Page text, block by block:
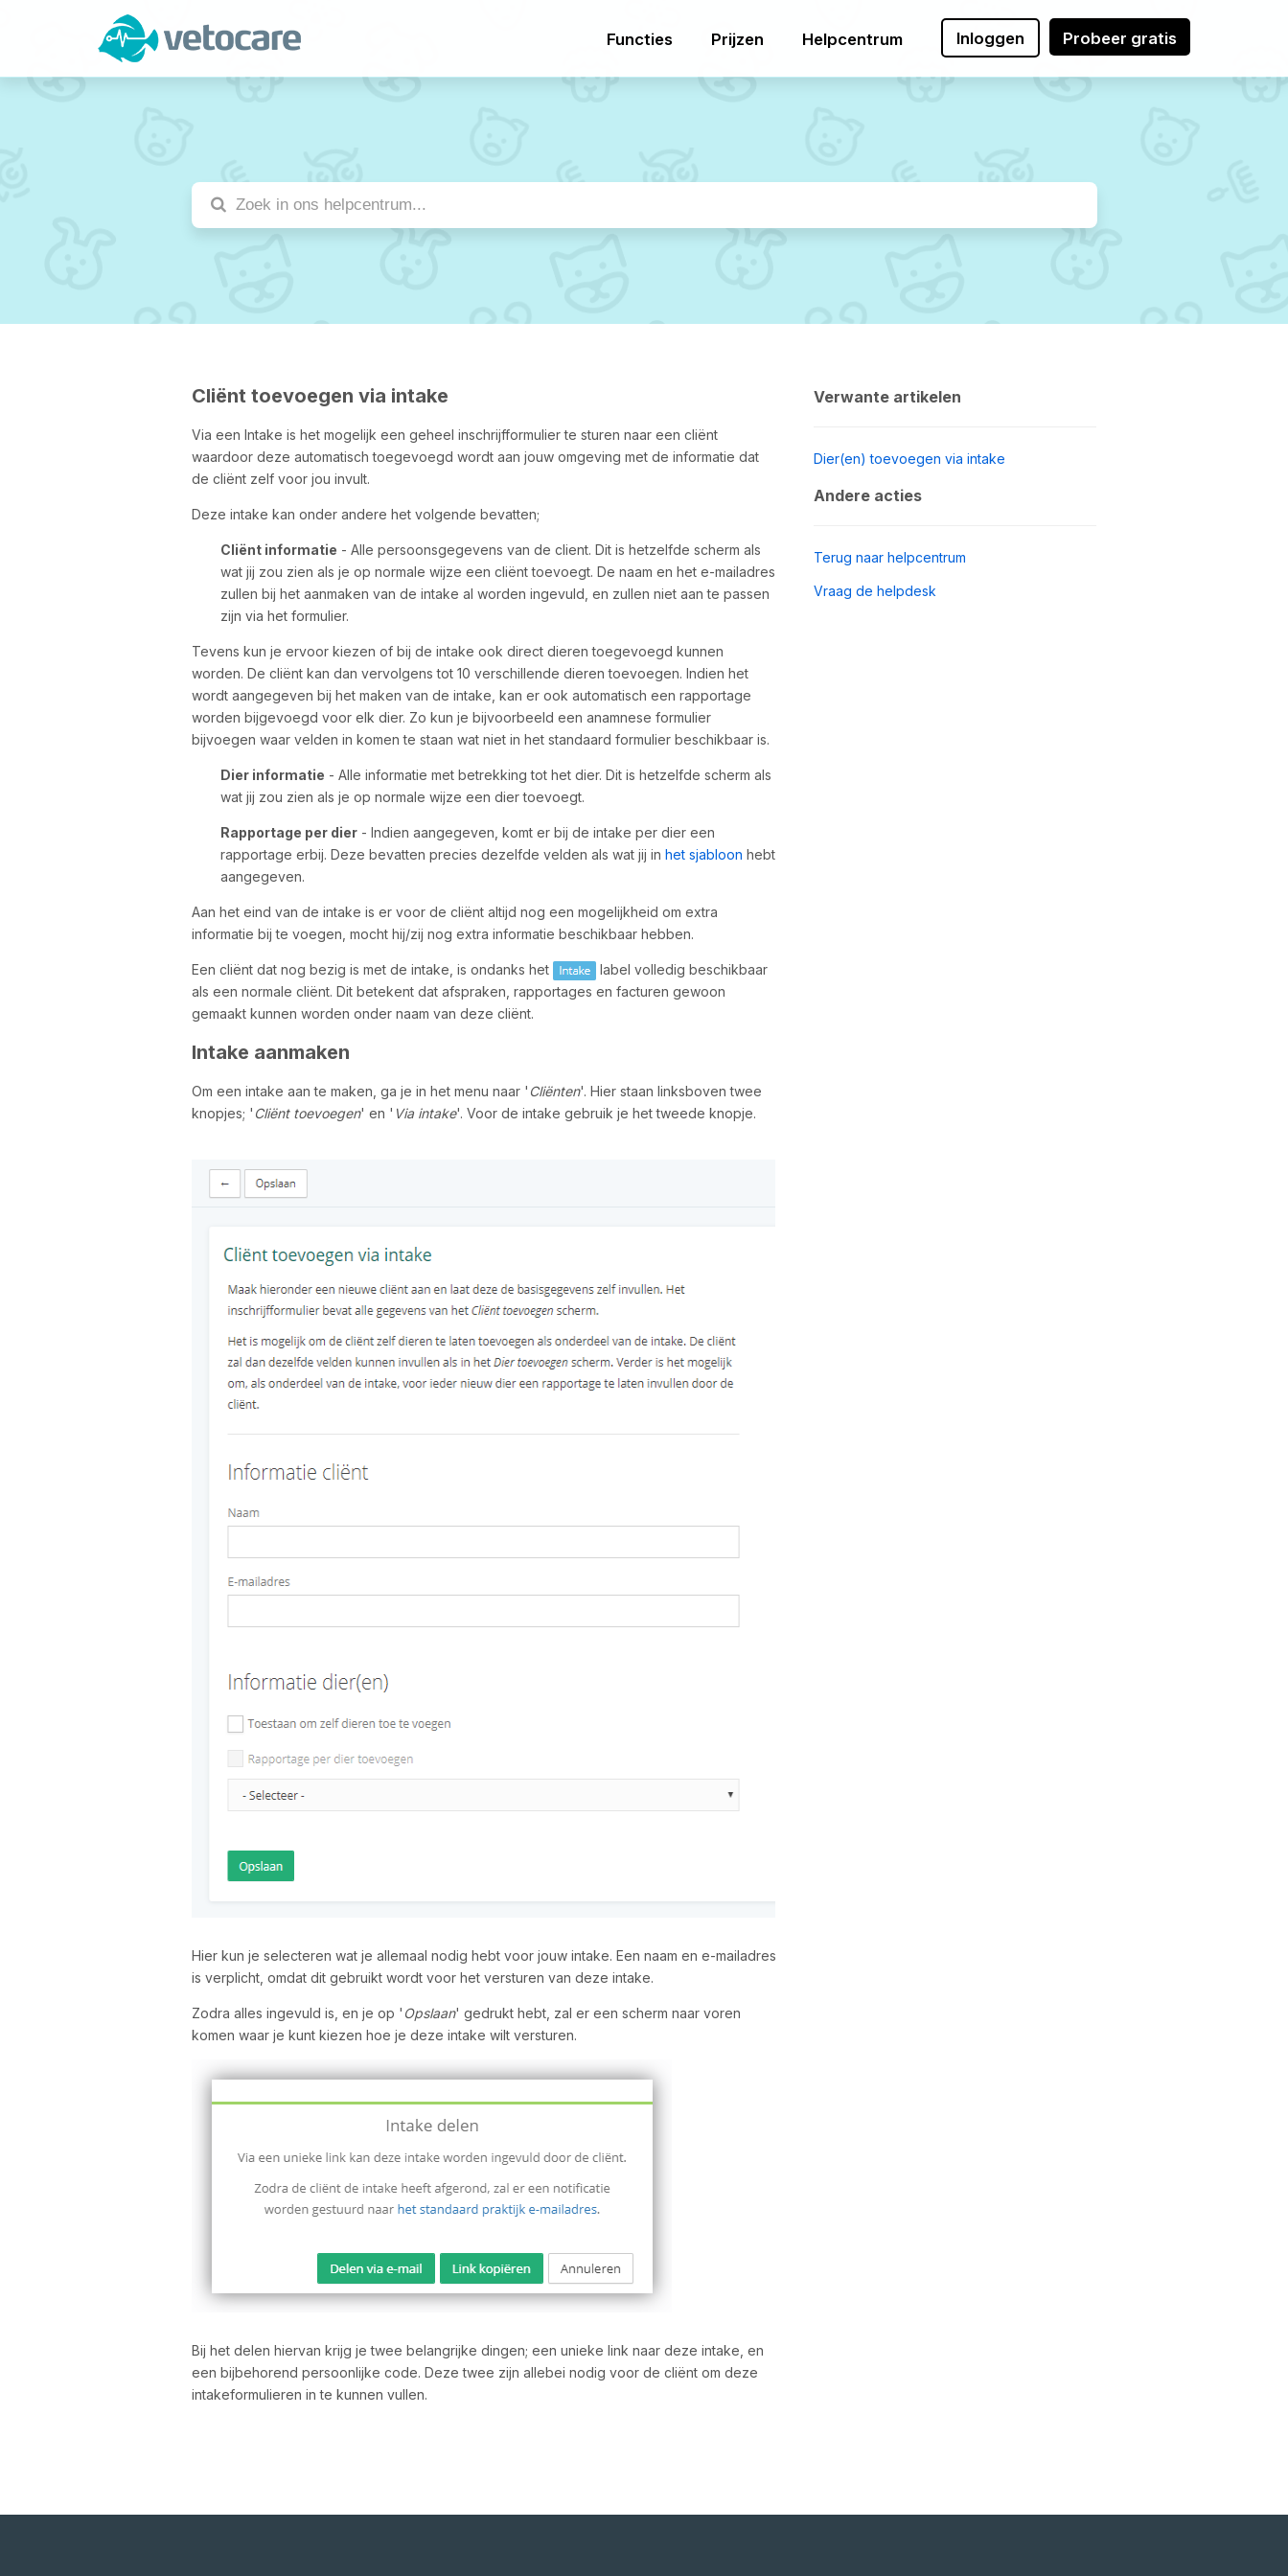
Functies Prijzen Helpcentrum Inloggen Probeer gratis
Cliënt toevoegen via intake
Via een Intake is het mogelijk een geheel inschrijfformulier te sturen naar een cliënt
waardoor deze automatisch toegevoegd wordt aan jouw omgeving met de informatie dat
de cliënt zelf voor jou invult.
Deze intake kan onder andere het volgende bevatten;
Cliënt informatie - Alle persoonsgegevens van de client. Dit is hetzelfde scherm als
wat jij zou zien als je op normale wijze een cliënt toevoegt. De naam en het e-mailadres
zullen bij het aanmaken van de intake al worden ingevuld, en zullen niet aan te passen
zijn via het formulier.
Tevens kun je ervoor kiezen of bij de intake ook direct dieren toegevoegd kunnen
worden. De cliënt kan dan vervolgens tot 10 verschillende dieren toevoegen. Indien het
wordt aangegeven bij het maken van de intake, kan er ook automatisch een rapportage
worden bijgevoegd voor elk dier. Zo kun je bijvoorbeeld een anamnese formulier
bijvoegen waar velden in komen te staan wat niet in het standaard formulier beschikbaar is.
Dier informatie - Alle informatie met betrekking tot het dier. Dit is hetzelfde scherm als
wat jij zou zien als je op normale wijze een dier toevoegt.
Rapportage per dier- Indien aangegeven, komt er bij de intake per dier een
rapportage erbij. Deze bevatten precies dezelfde velden als wat jij in het sjabloon hebt
aangegeven.
Aan het eind van de intake is er voor de cliënt altijd nog een mogelijkheid om extra
informatie bij te voegen, mocht hij/zij nog extra informatie beschikbaar hebben.
Een cliënt dat nog bezig is met de intake, is ondanks het
label volledig beschikbaar
als een normale cliënt. Dit betekent dat afspraken, rapportages en facturen gewoon
gemaakt kunnen worden onder naam van deze cliënt.
Intake aanmaken
Om een intake aan te maken, ga je in het menu naar ' Cliënten'. Hier staan linksboven twee
knopjes; ' Cliënt toevoegen' en ' Via intake'. Voor de intake gebruik je het tweede knopje.
Hier kun je selecteren wat je allemaal nodig hebt voor jouw intake. Een naam en e-mailadres
is verplicht, omdat dit gebruikt wordt voor het versturen van deze intake.
Zodra alles ingevuld is, en je op ' Opslaan' gedrukt hebt, zal er een scherm naar voren
komen waar je kunt kiezen hoe je deze intake wilt versturen.
Bij het delen hiervan krijg je twee belangrijke dingen; een unieke link naar deze intake, en
een bijbehorend persoonlijke code. Deze twee zijn allebei nodig voor de cliënt om deze
intakeformulieren in te kunnen vullen.
Verwante artikelen
Dier(en) toevoegen via intake
Andere acties
Terug naar helpcentrum
Vraag de helpdesk